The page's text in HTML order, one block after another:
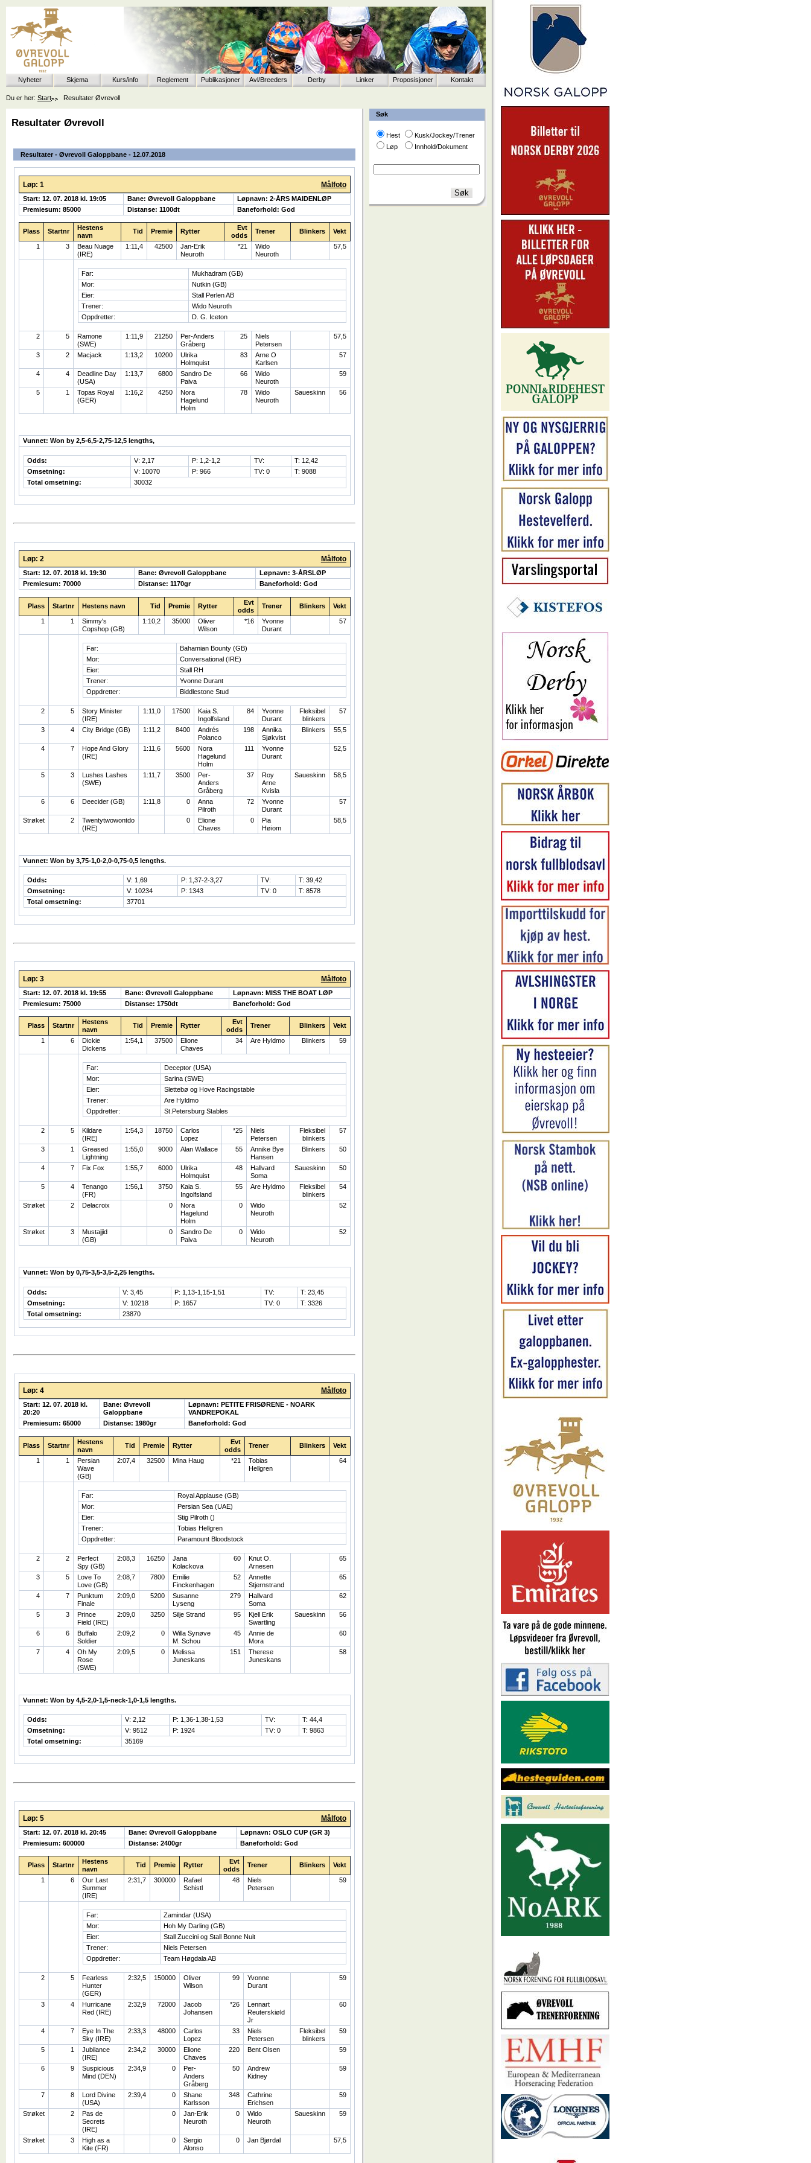
Nyheter Skjema Kurs/info Reglement Publikasjoner Avl/Breeders Derby Linker Proposisjoner Kontakt
Du er her: Start Resultater Øvrevoll
Søk
Hest
Kusk/Jockey/Trener
Løp
Innhold/Dokument
Resultater Øvrevoll
Resultater - Øvrevoll Galoppbane - 12.07.2018
Løp: 1 Målfoto
Start: 12. 07. 2018 kl. 19:05 Bane: Øvrevoll Galoppbane
Løpnavn: 2-ÅRS MAIDENLØP
Premiesum: 85000
Distanse: 1100dt Baneforhold: God
Plass Startnr
Hestens
navn
Tid Premie Rytter
Evt
odds
Trener Blinkers Vekt
1 3
Beau Nuage
(IRE)
1:11,4 42500
Jan-Erik
Neuroth
*21
Wido
Neuroth
57,5
Far:
Mukhadram (GB)
Mor:
Nutkin (GB)
Eier:
Stall Perlen AB
Trener:
Wido Neuroth
Oppdretter:
D. G. Iceton
2 5
Ramone
(SWE)
1:11,9 21250
Per-Anders
Gråberg
25
Niels
Petersen
57,5
3 2 Macjack 1:13,2 10200
Ulrika
Holmquist
83
Arne O
Karlsen
57
4 4
Deadline Day
(USA)
1:13,7 6800
Sandro De
Paiva
66
Wido
Neuroth
59
5 1
Topas Royal
(GER)
1:16,2 4250
Nora
Hagelund
Holm
78
Wido
Neuroth
Saueskinn 56
Vunnet: Won by 2,5-6,5-2,75-12,5 lengths,
Odds: V: 2,17 P: 1,2-1,2 TV:
T: 12,42
Omsetning:
V: 10070 P: 966 TV: 0
T: 9088
Total omsetning:
30032
Løp: 2 Målfoto
Start: 12. 07. 2018 kl. 19:30 Bane: Øvrevoll Galoppbane
Løpnavn: 3-ÅRSLØP
Premiesum: 70000
Distanse: 1170gr Baneforhold: God
Plass Startnr Hestens navn Tid Premie Rytter
Evt
odds
Trener Blinkers Vekt
1 1
Simmy's
Copshop (GB)
1:10,2 35000
Oliver
Wilson
*16
Yvonne
Durant
57
Far:
Bahamian Bounty (GB)
Mor:
Conversational (IRE)
Eier:
Stall RH
Trener:
Yvonne Durant
Oppdretter:
Biddlestone Stud
2 5
Story Minister
(IRE)
1:11,0 17500
Kaia S.
Ingolfsland
84
Yvonne
Durant
Fleksibel
blinkers
57
3 4 City Bridge (GB) 1:11,2 8400
Andrés
Polanco
198
Annika
Sjøkvist
Blinkers 55,5
4 7
Hope And Glory
(IRE)
1:11,6 5600
Nora
Hagelund
Holm
111
Yvonne
Durant
52,5
5 3
Lushes Lashes
(SWE)
1:11,7 3500
Per-
Anders
Gråberg
37
Roy
Arne
Kvisla
Saueskinn 58,5
6 6 Deecider (GB) 1:11,8 0
Anna
Pilroth
72
Yvonne
Durant
57
Strøket 2
Twentytwowontdo
(IRE)
0
Elione
Chaves
0
Pia
Høiom
58,5
Vunnet: Won by 3,75-1,0-2,0-0,75-0,5 lengths.
Odds: V: 1,69 P: 1,37-2-3,27 TV:
T: 39,42
Omsetning:
V: 10234 P: 1343 TV: 0
T: 8578
Total omsetning:
37701
Løp: 3 Målfoto
Start: 12. 07. 2018 kl. 19:55 Bane: Øvrevoll Galoppbane
Løpnavn: MISS THE BOAT LØP
Premiesum: 75000
Distanse: 1750dt Baneforhold: God
Plass Startnr
Hestens
navn
Tid Premie Rytter
Evt
odds
Trener Blinkers Vekt
1 6
Dickie
Dickens
1:54,1 37500
Elione
Chaves
34 Are Hyldmo Blinkers 59
Far:
Deceptor (USA)
Mor:
Sarina (SWE)
Eier:
Slettebø og Hove Racingstable
Trener:
Are Hyldmo
Oppdretter:
St.Petersburg Stables
2 5
Kildare
(IRE)
1:54,3 18750
Carlos
Lopez
*25
Niels
Petersen
Fleksibel
blinkers
57
3 1
Greased
Lightning
1:55,0 9000 Alan Wallace 55
Annike Bye
Hansen
Blinkers 50
4 7 Fix Fox 1:55,7 6000
Ulrika
Holmquist
48
Hallvard
Soma
Saueskinn 50
5 4
Tenango
(FR)
1:56,1 3750
Kaia S.
Ingolfsland
55 Are Hyldmo
Fleksibel
blinkers
54
Strøket 2 Delacroix 0
Nora
Hagelund
Holm
0
Wido
Neuroth
52
Strøket 3
Mustajjid
(GB)
0
Sandro De
Paiva
0
Wido
Neuroth
52
Vunnet: Won by 0,75-3,5-3,5-2,25 lengths.
Odds: V: 3,45 P: 1,13-1,15-1,51 TV:
T: 23,45
Omsetning:
V: 10218 P: 1657 TV: 0
T: 3326
Total omsetning:
23870
Løp: 4 Målfoto
Start: 12. 07. 2018 kl.
20:20
Bane: Øvrevoll
Galoppbane
Løpnavn: PETITE FRISØRENE - NOARK
VANDREPOKAL
Premiesum: 65000
Distanse: 1980gr Baneforhold: God
Plass Startnr
Hestens
navn
Tid Premie Rytter
Evt
odds
Trener Blinkers Vekt
1 1
Persian
Wave
(GB)
2:07,4 32500 Mina Haug *21
Tobias
Hellgren
64
Far:
Royal Applause (GB)
Mor:
Persian Sea (UAE)
Eier:
Stig Pilroth ()
Trener:
Tobias Hellgren
Oppdretter:
Paramount Bloodstock
2 2
Perfect
Spy (GB)
2:08,3 16250
Jana
Kolackova
60
Knut O.
Arnesen
65
3 5
Love To
Love (GB)
2:08,7 7800
Emilie
Finckenhagen
52
Annette
Stjernstrand
65
4 7
Punktum
Finale
2:09,0 5200
Susanne
Lyseng
279
Hallvard
Soma
62
5 3
Prince
Field (IRE)
2:09,0 3250 Silje Strand 95
Kjell Erik
Swartling
Saueskinn 56
6 6
Buffalo
Soldier
2:09,2 0
Willa Synøve
M. Schou
45
Annie de
Mora
60
7 4
Oh My
Rose
(SWE)
2:09,5 0
Melissa
Juneskans
151
Therese
Juneskans
58
Vunnet: Won by 4,5-2,0-1,5-neck-1,0-1,5 lengths.
Odds: V: 2,12 P: 1,36-1,38-1,53 TV:
T: 44,4
Omsetning:
V: 9512 P: 1924 TV: 0
T: 9863
Total omsetning:
35169
Løp: 5 Målfoto
Start: 12. 07. 2018 kl. 20:45 Bane: Øvrevoll Galoppbane
Løpnavn: OSLO CUP (GR 3)
Premiesum: 600000
Distanse: 2400gr Baneforhold: God
Plass Startnr
Hestens
navn
Tid Premie Rytter
Evt
odds
Trener Blinkers Vekt
1 6
Our Last
Summer
(IRE)
2:31,7 300000
Rafael
Schistl
48
Niels
Petersen
59
Far:
Zamindar (USA)
Mor:
Hoh My Darling (GB)
Eier:
Stall Zuccini og Stall Bonne Nuit
Trener:
Niels Petersen
Oppdretter:
Team Høgdala AB
2 5
Fearless
Hunter
(GER)
2:32,5 150000
Oliver
Wilson
99
Yvonne
Durant
59
3 4
Hurricane
Red (IRE)
2:32,9 72000
Jacob
Johansen
*26
Lennart
Reuterskiøld
Jr
60
4 7
Eye In The
Sky (IRE)
2:33,3 48000
Carlos
Lopez
33
Niels
Petersen
Fleksibel
blinkers
59
5 1
Jubilance
(IRE)
2:34,2 30000
Elione
Chaves
220 Bent Olsen 59
6 9
Suspicious
Mind (DEN)
2:34,9 0
Per-
Anders
Gråberg
50
Andrew
Kidney
59
7 8
Lord Divine
(USA)
2:39,4 0
Shane
Karlsson
348
Cathrine
Erichsen
59
Strøket 2
Pas de
Secrets
(IRE)
0
Jan-Erik
Neuroth
0
Wido
Neuroth
Saueskinn 59
Strøket 3
High as a
Kite (FR)
0
Sergio
Alonso
0 Jan Bjørdal 57,5